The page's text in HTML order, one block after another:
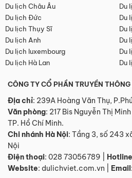
Du lịch Châu Âu
Du
Du lịch Đức
Du
Du lịch Thụy Sĩ
Du
Du lịch Anh
Du
Du lịch luxembourg
Du
Du lịch Hà Lan
Du
CÔNG TY CỔ PHẦN TRUYỀN
Địa chỉ: 239A Hoàng Văn Thụ,
Văn phòng: 217 Bis Nguyễn Thị
TP. Hồ Chí Minh.
Chi nhánh Hà Nội: Tầng 3, số 243
Nội
Điện thoại: 028 73056789 Hotline
Website: dulichviet.com.vn Email: